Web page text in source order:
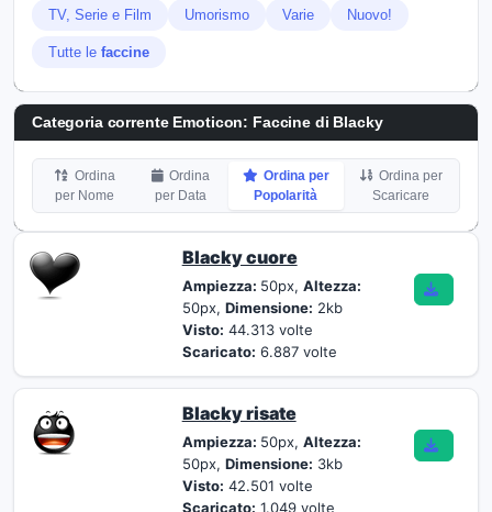
TV, Serie e Film Umorismo Varie Nuovo!
Tutte le faccine
Categoria corrente Emoticon: Faccine di Blacky
Ordina
per Nome
Ordina
per Data
Ordina per
Popolarità
Ordina per
Scaricare
Blacky cuore
Ampiezza: 50px, Altezza:
50px, Dimensione: 2kb
Visto: 44.313 volte
Scaricato: 6.887 volte
Blacky risate
Ampiezza: 50px, Altezza:
50px, Dimensione: 3kb
Visto: 42.501 volte
Scaricato: 1.049 volte